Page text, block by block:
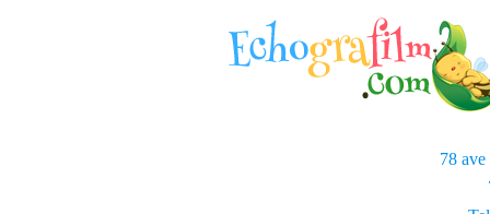
78 ave